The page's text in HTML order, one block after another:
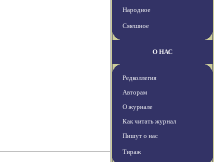
Народное
Смешное
О НАС
Редколлегия
Авторам
О журнале
Как читать журнал
Пишут о нас
Тираж